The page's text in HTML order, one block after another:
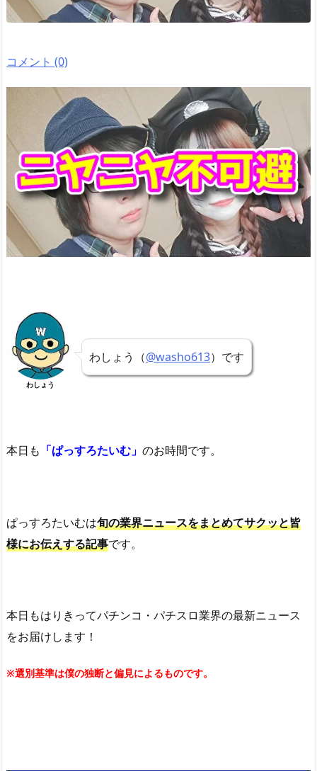
コメント (0)
わしょう
わしょう（@washo613）です
本日も 「ぱっすろたいむ」 のお時間です。
ぱっすろたいむは旬の業界ニュースをまとめてサクッと皆
様にお伝えする記事です。
本日もはりきってパチンコ・パチスロ業界の最新ニュース
をお届けします！
※選別基準は僕の独断と偏見によるものです。